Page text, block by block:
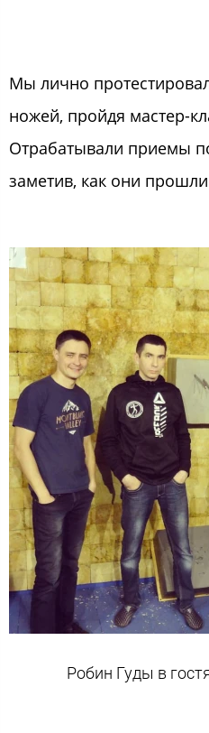
Мы лично
ножей, пройдя мастер-
Отрабатывали приемы
заметив, как они
Робин Гуды в